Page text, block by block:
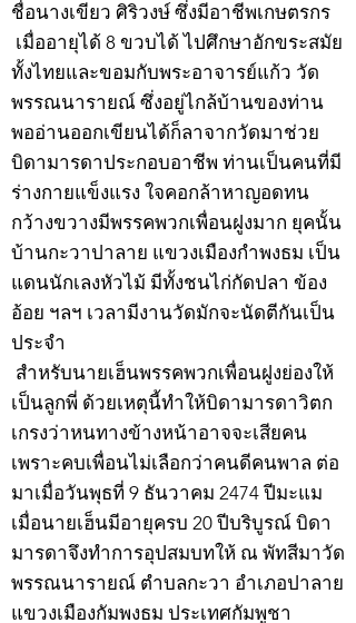
ชื่อนางเขียว ศิริวงษ์ ซึ่งมีอาชีพเกษตรกร
เมื่ออายุได้ 8 ขวบได้ ไปศึกษาอักขระสมัย
ทั้งไทยและขอมกับพระอาจารย์แก้ว วัด
พรรณนารายณ์ ซึ่งอยู่ไกล้บ้านของท่าน
พออ่านออกเขียนได้ก็ลาจากวัดมาช่วย
บิดามารดาประกอบอาชีพ ท่านเป็นคนที่มี
ร่างกายแข็งแรง ใจคอกล้าหาญอดทน
กว้างขวางมีพรรคพวกเพื่อนฝูงมาก ยุคนั้น
บ้านกะวาปาลาย แขวงเมืองกำพงธม เป็น
แดนนักเลงหัวไม้ มีทั้งชนไก่กัดปลา ข้อง
อ้อย ฯลฯ เวลามีงานวัดมักจะนัดตีกันเป็น
ประจำ
สำหรับนายเฮ็นพรรคพวกเพื่อนฝูงย่องให้
เป็นลูกพี่ ด้วยเหตุนี้ทำให้บิดามารดาวิตก
เกรงว่าหนทางข้างหน้าอาจจะเสียคน
เพราะคบเพื่อนไม่เลือกว่าคนดีคนพาล ต่อ
มาเมื่อวันพุธที่ 9 ธันวาคม 2474 ปีมะแม
เมื่อนายเฮ็นมีอายุครบ 20 ปีบริบูรณ์ บิดา
มารดาจึงทำการอุปสมบทให้ ณ พัทสีมาวัด
พรรณนารายณ์ ตำบลกะวา อำเภอปาลาย
แขวงเมืองกัมพงธม ประเทศกัมพูชา